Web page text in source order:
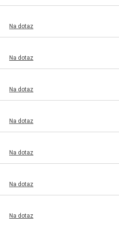
Na dotaz
Na dotaz
Na dotaz
Na dotaz
Na dotaz
Na dotaz
Na dotaz